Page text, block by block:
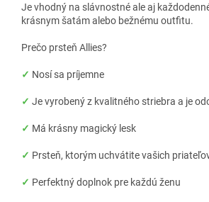
Je vhodný na slávnostné ale aj
krásnym šatám alebo bežnému outfitu.
Prečo prsteň Allies?
✓ Nosí sa príjemne
✓ Je vyrobený z kvalitného striebra a je
✓ Má krásny magický lesk
✓ Prsteň, ktorým uchvátite vašich
✓ Perfektný doplnok pre každú ženu